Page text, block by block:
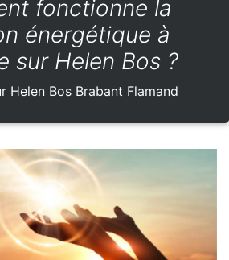
fonctionne la
énergétique à
sur Helen Bos ?
Helen Bos Brabant Flamand